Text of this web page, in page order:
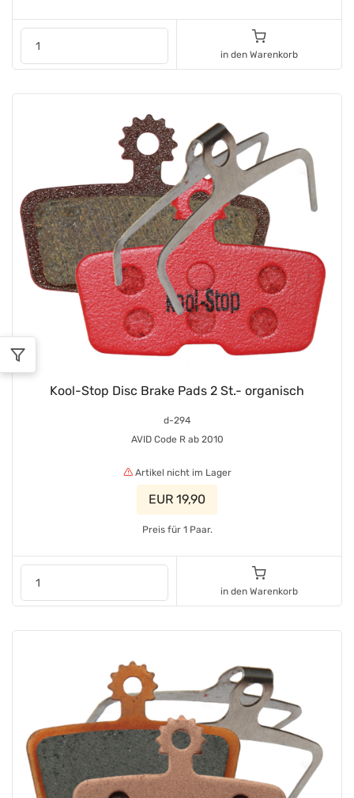
in den Warenkorb
Kool-Stop Disc Brake Pads 2 St.- organisch
d-294
AVID Code R ab 2010
Artikel nicht im Lager
EUR 19,90
Preis für 1 Paar.
in den Warenkorb